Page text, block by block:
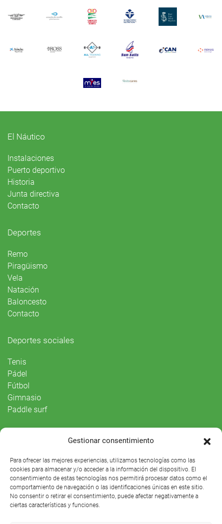
Gestionar consentimiento
Para ofrecer las mejores experiencias, utilizamos tecnologías como las
cookies para almacenar y/o acceder a la información del dispositivo. El
consentimiento de estas tecnologías nos permitirá procesar datos como el
comportamiento de navegación o las identificaciones únicas en este sitio.
No consentir o retirar el consentimiento, puede afectar negativamente a
ciertas características y funciones.
El Náutico
Instalaciones
Puerto deportivo
Historia
Junta directiva
Contacto
Deportes
Remo
Piragüismo
Vela
Natación
Baloncesto
Contacto
Deportes sociales
Tenis
Pádel
Fútbol
Gimnasio
Paddle surf
Agenda